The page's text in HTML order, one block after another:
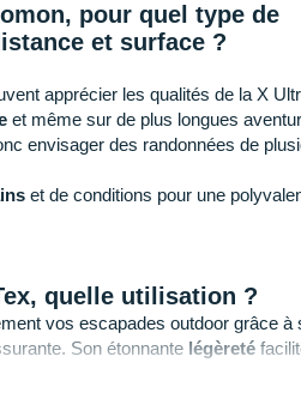
pour quel type de
et surface ?
apprécier les qualités de la X
et même sur de plus longues
envisager des randonnées de
et de conditions pour une
quelle utilisation ?
vos escapades outdoor grâce à
Son étonnante légèreté